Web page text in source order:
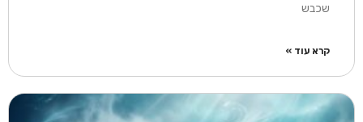
שכבש
קרא עוד »